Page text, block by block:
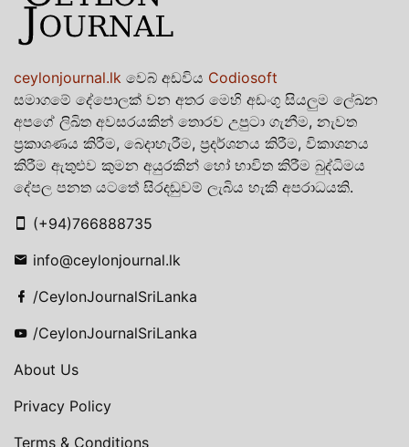
ceylonjournal.lk වෙබ් අඩවිය Codiosoft
සමාගමේ දේපොලක් වන අතර මෙහි අඩංගු සියලුම ලේඛන
අපගේ ලිඛිත අවසරයකින් තොරව උපුටා ගැනීම, නැවත
ප්‍රකාශණය කිරීම, බෙදාහැරීම, ප්‍රදර්ශනය කිරීම, විකාශනය
කිරීම ඇතුළුව කුමන අයුරකින් හෝ භාවිත කිරීම බුද්ධිමය
දේපල පනත යටතේ සිරදඬුවම් ලැබිය හැකි අපරාධයකි.
(+94)766888735
info@ceylonjournal.lk
/CeylonJournalSriLanka
/CeylonJournalSriLanka
About Us
Privacy Policy
Terms & Conditions